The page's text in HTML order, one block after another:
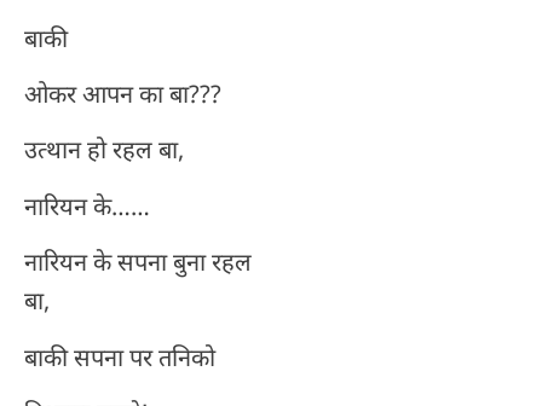
बाकी
ओकर आपन का बा???
उत्थान हो रहल बा,
नारियन के……
नारियन के सपना बुना रहल
बा,
बाकी सपना पर तनिको